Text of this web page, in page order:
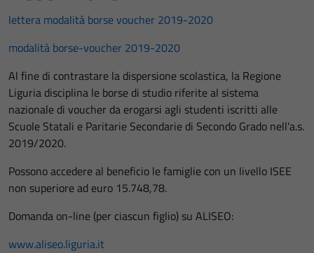
lettera modalità borse voucher 2019-2020
modalità borse-voucher 2019-2020
Al fine di contrastare la dispersione scolastica, la Regione
Liguria disciplina le borse di studio riferite al sistema
nazionale di voucher da erogarsi agli studenti iscritti alle
Scuole Statali e Paritarie Secondarie di Secondo Grado nell'a.s.
2019/2020.
Possono accedere al beneficio le famiglie con un livello ISEE
non superiore ad euro 15.748,78.
Domanda on-line (per ciascun figlio) su ALISEO:
www.aliseo.liguria.it